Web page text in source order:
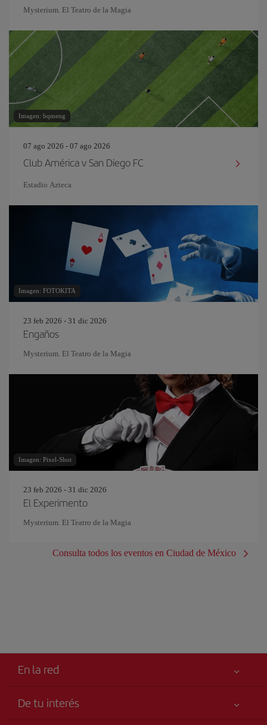
Mysterium. El Teatro de la Magia
Imagen: bqmeng
07 ago 2026 - 07 ago 2026
Club América v San Diego FC
Estadio Azteca
Imagen: FOTOKITA
23 feb 2026 - 31 dic 2026
Engaños
Mysterium. El Teatro de la Magia
Imagen: Pixel-Shot
23 feb 2026 - 31 dic 2026
El Experimento
Mysterium. El Teatro de la Magia
Consulta todos los eventos en Ciudad de México
En la red
De tu interés